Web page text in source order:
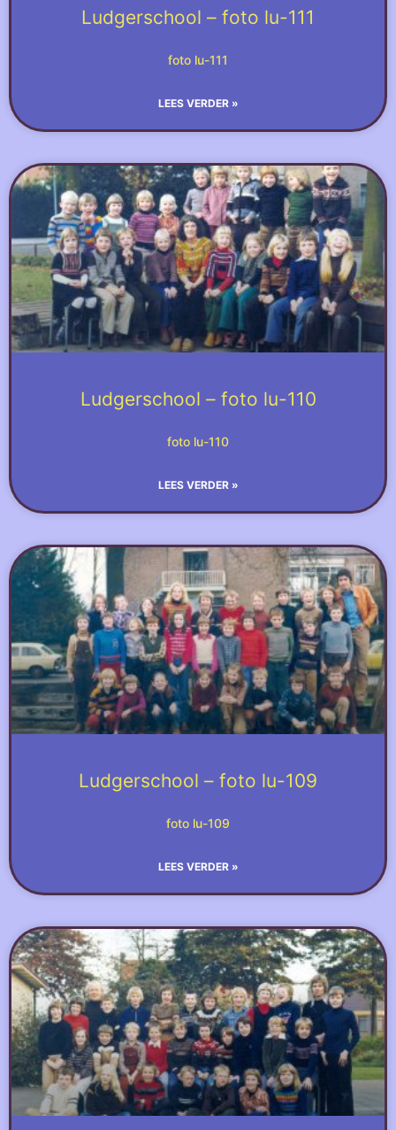
Ludgerschool – foto lu-111
foto lu-111
LEES VERDER »
Ludgerschool – foto lu-110
foto lu-110
LEES VERDER »
Ludgerschool – foto lu-109
foto lu-109
LEES VERDER »